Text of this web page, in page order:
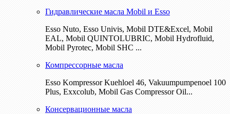
Гидравлические масла Mobil и Esso
Esso Nuto, Esso Univis, Mobil DTE&Excel, Mobil
EAL, Mobil QUINTOLUBRIC, Mobil Hydrofluid,
Mobil Pyrotec, Mobil SHC ...
Компрессорные масла
Esso Kompressor Kuehloel 46, Vakuumpumpenoel 100
Plus, Exxcolub, Mobil Gas Compressor Oil...
Консервационные масла